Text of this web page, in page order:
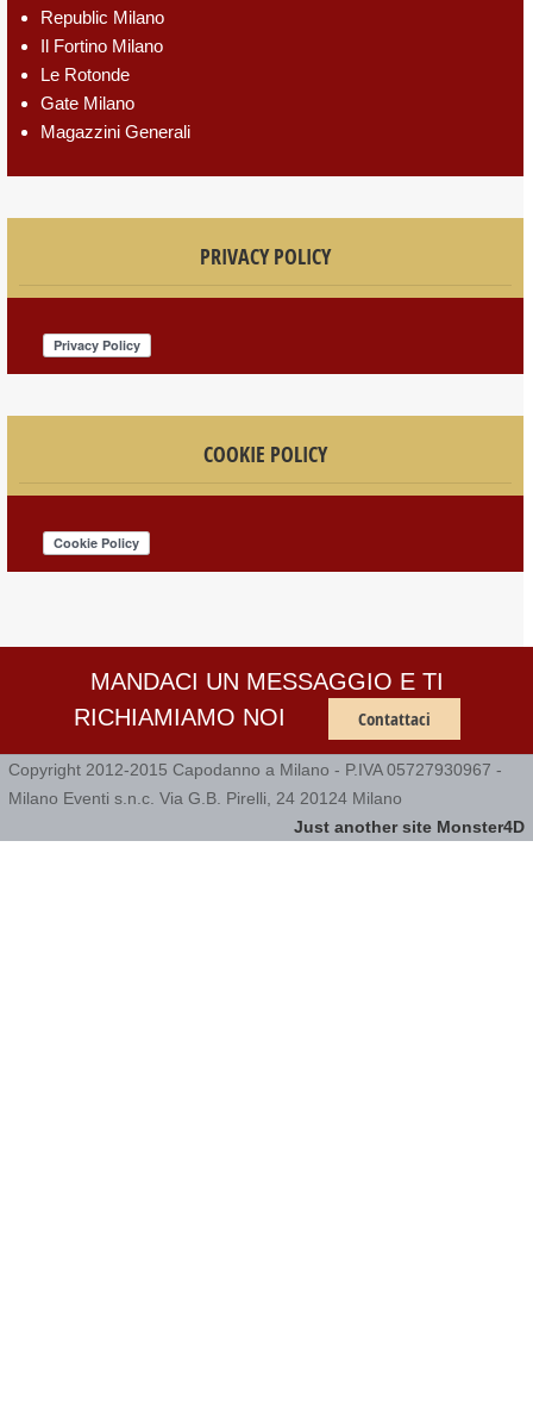
Republic Milano
Il Fortino Milano
Le Rotonde
Gate Milano
Magazzini Generali
PRIVACY POLICY
COOKIE POLICY
MANDACI UN MESSAGGIO E TI
RICHIAMIAMO NOI
Contattaci
Copyright 2012-2015 Capodanno a Milano - P.IVA 05727930967 -
Milano Eventi s.n.c. Via G.B. Pirelli, 24 20124 Milano
Just another site Monster4D